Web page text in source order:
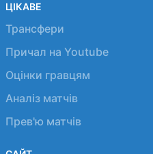
ЦІКАВЕ
Трансфери
Причал на Youtube
Оцінки гравцям
Аналіз матчів
Прев'ю матчів